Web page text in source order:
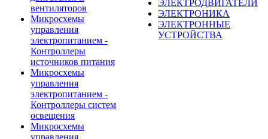
вентиляторов
Микросхемы
управления
электропитанием -
Контроллеры
источников питания
Микросхемы
управления
электропитанием -
Контроллеры систем
освещения
Микросхемы
управления
ЭЛЕКТРОДВИГАТЕЛИ
ЭЛЕКТРОНИКА
ЭЛЕКТРОННЫЕ
УСТРОЙСТВА